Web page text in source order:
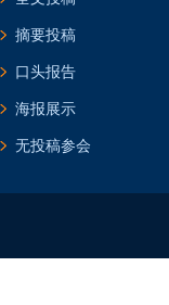
摘要投稿
口头报告
海报展示
无投稿参会